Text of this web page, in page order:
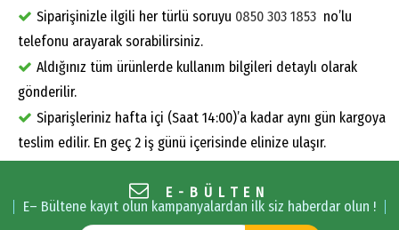
Siparişinizle ilgili her türlü soruyu 0850 303 1853 no’lu
telefonu arayarak sorabilirsiniz.
Aldığınız tüm ürünlerde kullanım bilgileri detaylı olarak
gönderilir.
Siparişleriniz hafta içi (Saat 14:00)’a kadar aynı gün kargoya
teslim edilir. En geç 2 iş günü içerisinde elinize ulaşır.
E-BÜLTEN
E– Bültene kayıt olun kampanyalardan ilk siz haberdar olun !